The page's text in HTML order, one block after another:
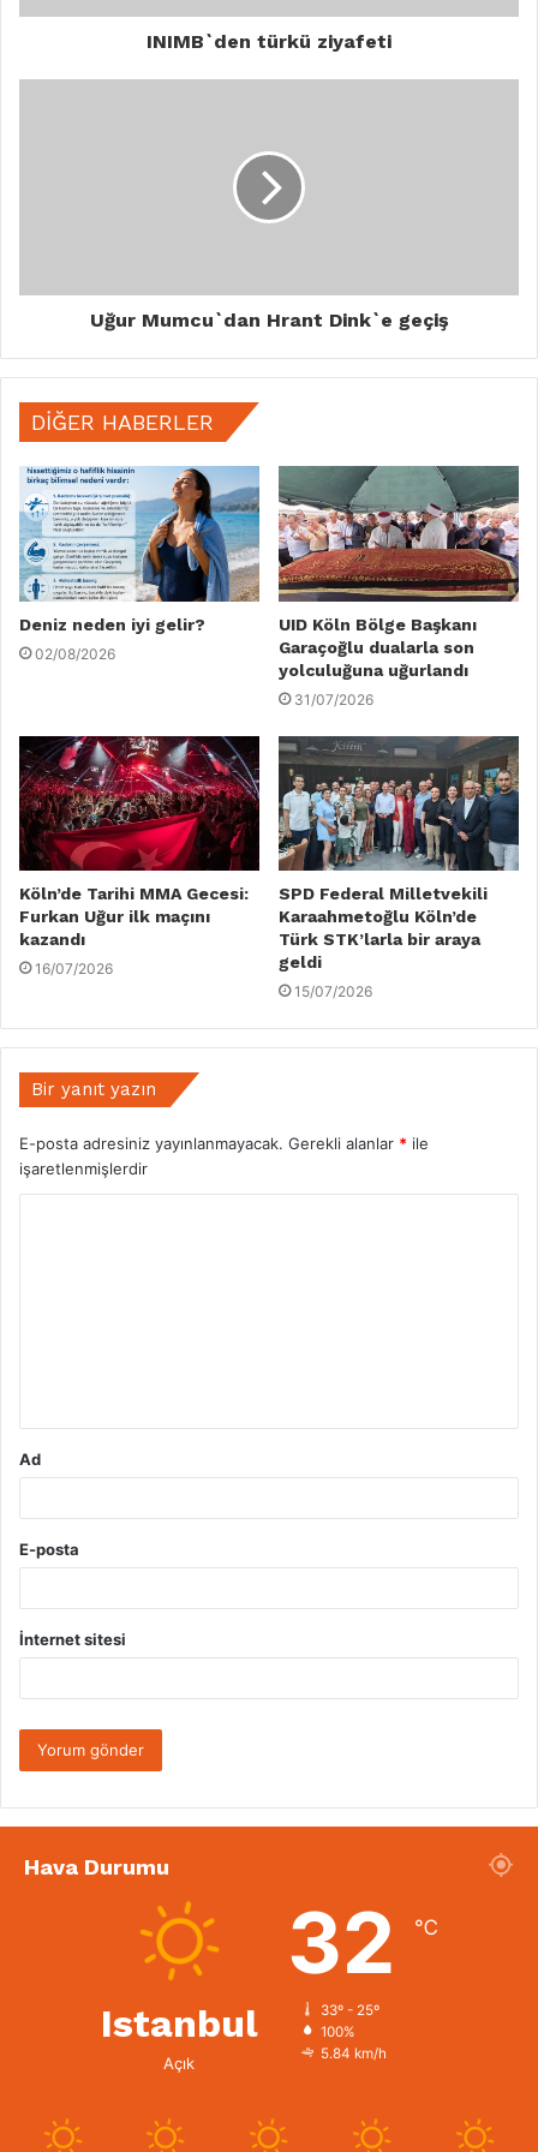
INIMB`den türkü ziyafeti
Uğur Mumcu`dan Hrant Dink`e geçiş
DIĞER HABERLER
Deniz neden iyi gelir?
02/08/2026
UID Köln Bölge Başkanı
Garaçoğlu dualarla son
yolculuğuna uğurlandı
31/07/2026
Köln’de Tarihi MMA Gecesi:
Furkan Uğur ilk maçını
kazandı
16/07/2026
SPD Federal Milletvekili
Karaahmetoğlu Köln’de
Türk STK’larla bir araya
geldi
15/07/2026
Bir yanıt yazın
E-posta adresiniz yayınlanmayacak. Gerekli alanlar * ile
işaretlenmişlerdir
Ad
E-posta
İnternet sitesi
Hava Durumu
Istanbul
Açık
32 ℃
33º - 25º
100%
5.84 km/h